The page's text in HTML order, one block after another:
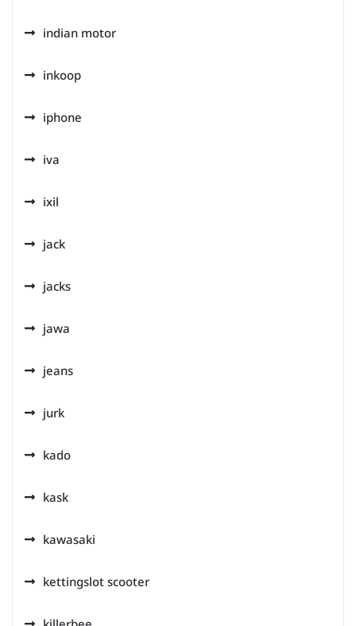
indian motor
inkoop
iphone
iva
ixil
jack
jacks
jawa
jeans
jurk
kado
kask
kawasaki
kettingslot scooter